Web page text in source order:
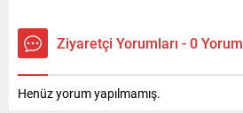
Ziyaretçi Yorumları - 0 Yorum
Henüz yorum yapılmamış.